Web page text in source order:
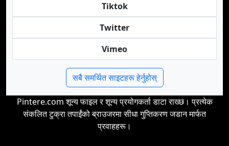
Tiktok
Twitter
Vimeo
सबै समर्थित साइटहरू हेर्नुहोस्
Pintere.com शून्य फाइल र शून्य प्रयोगकर्ता डाटा राख्छ। प्रत्येक
संकलित टुक्रा तपाईंको ब्राउजरमा सीधा गुप्तिकरण जडान मार्फत
प्रवाहहरू।